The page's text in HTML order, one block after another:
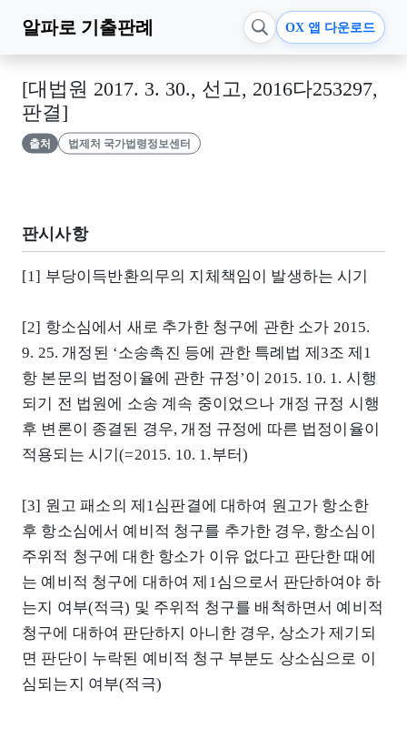
알파로 기출판례 OX 앱 다운로드
[대법원 2017. 3. 30., 선고, 2016다253297,
판결]
출처 법제처 국가법령정보센터
판시사항
[1] 부당이득반환의무의 지체책임이 발생하는 시기
[2] 항소심에서 새로 추가한 청구에 관한 소가 2015.
9. 25. 개정된 ‘소송촉진 등에 관한 특례법 제3조 제1
항 본문의 법정이율에 관한 규정’이 2015. 10. 1. 시행
되기 전 법원에 소송 계속 중이었으나 개정 규정 시행
후 변론이 종결된 경우, 개정 규정에 따른 법정이율이
적용되는 시기(=2015. 10. 1.부터)
[3] 원고 패소의 제1심판결에 대하여 원고가 항소한
후 항소심에서 예비적 청구를 추가한 경우, 항소심이
주위적 청구에 대한 항소가 이유 없다고 판단한 때에
는 예비적 청구에 대하여 제1심으로서 판단하여야 하
는지 여부(적극) 및 주위적 청구를 배척하면서 예비적
청구에 대하여 판단하지 아니한 경우, 상소가 제기되
면 판단이 누락된 예비적 청구 부분도 상소심으로 이
심되는지 여부(적극)